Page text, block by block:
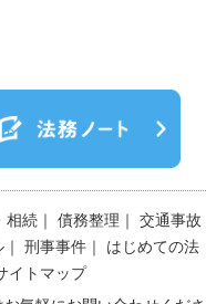
相続 債務整理
交通事故
刑事事件
はじめての法
イトマップ